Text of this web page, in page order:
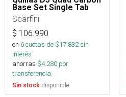
Base Set Single Tab
Scarfini
$ 106.990
en 6cuotas de $17.832sin
interés
ahorras $4.280 por
transferencia.
Sin stock disponible